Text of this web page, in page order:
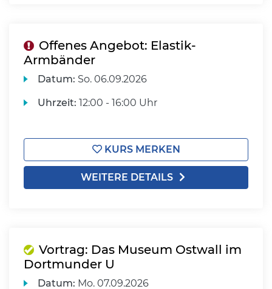
Offenes Angebot: Elastik-
Armbänder
Datum: So. 06.09.2026
Uhrzeit: 12:00 - 16:00 Uhr
KURS MERKEN
WEITERE DETAILS
Vortrag: Das Museum Ostwall im
Dortmunder U
Datum: Mo. 07.09.2026